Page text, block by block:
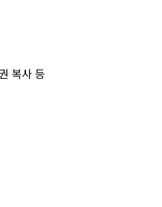
복사 등